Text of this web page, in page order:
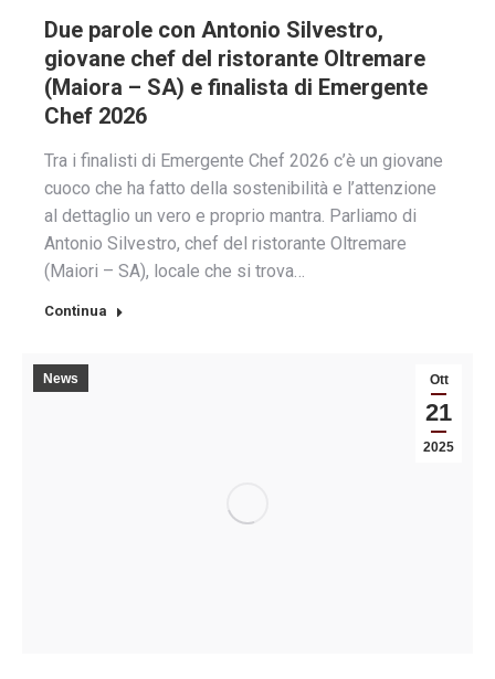
Due parole con Antonio Silvestro,
giovane chef del ristorante Oltremare
(Maiora – SA) e finalista di Emergente
Chef 2026
Tra i finalisti di Emergente Chef 2026 c’è un giovane
cuoco che ha fatto della sostenibilità e l’attenzione
al dettaglio un vero e proprio mantra. Parliamo di
Antonio Silvestro, chef del ristorante Oltremare
(Maiori – SA), locale che si trova…
Continua
Ott
21
2025
News